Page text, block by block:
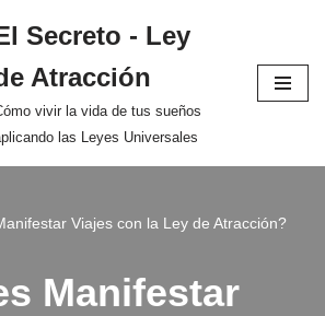
Secreto - Ley
Atracción
vivir la vida de tus sueños
las Leyes Universales
Viajes con la Ley de Atracción?
Manifestar